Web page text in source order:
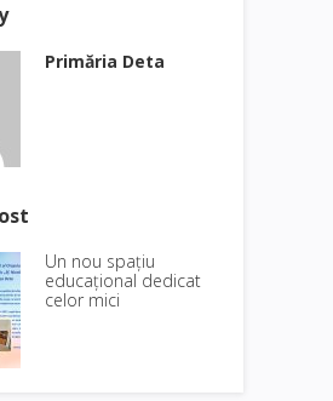
Primăria Deta
Un nou spațiu
educațional dedicat
celor mici